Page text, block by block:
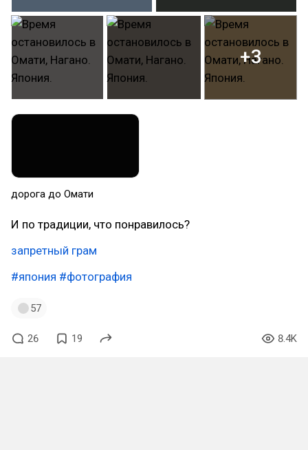
+3
дорога до Омати
И по традиции, что понравилось?
запретный грам
#япония #фотография
57
26 19 8.4K